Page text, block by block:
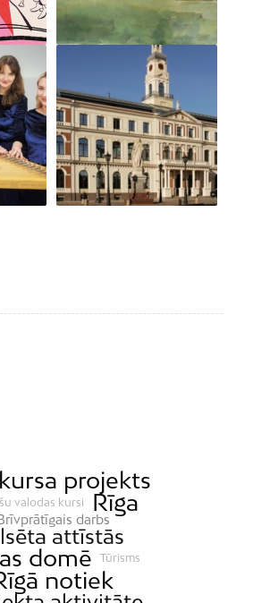
projekts
valodas kursi Rīga
darbs
attīstās
domē Tūrisms
notiek